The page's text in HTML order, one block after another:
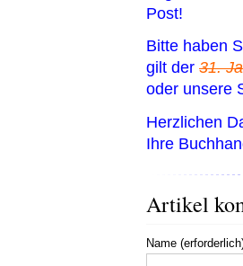
Post!
Bitte haben
gilt der 31.
oder unsere
Herzlichen
Ihre
Artikel
Name